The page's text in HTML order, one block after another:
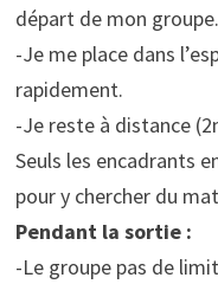
départ de mon groupe.
-Je me place dans
rapidement.
-Je reste à distance
Seuls les encadrants
pour y chercher du
Pendant la sortie :
-Le groupe pas de